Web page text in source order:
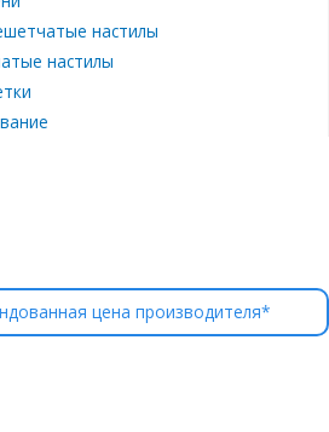
настилы
настилы
цена производителя*